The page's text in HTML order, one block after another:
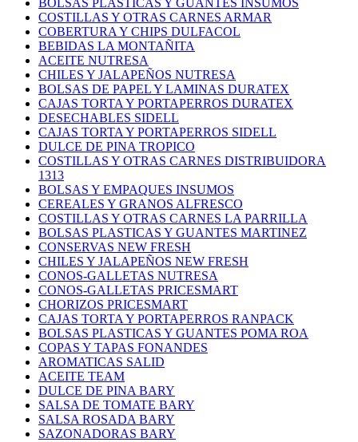
BOLSAS PLASTICAS Y GUANTES INSUMOS
COSTILLAS Y OTRAS CARNES ARMAR
COBERTURA Y CHIPS DULFACOL
BEBIDAS LA MONTAÑITA
ACEITE NUTRESA
CHILES Y JALAPEÑOS NUTRESA
BOLSAS DE PAPEL Y LAMINAS DURATEX
CAJAS TORTA Y PORTAPERROS DURATEX
DESECHABLES SIDELL
CAJAS TORTA Y PORTAPERROS SIDELL
DULCE DE PINA TROPICO
COSTILLAS Y OTRAS CARNES DISTRIBUIDORA
1313
BOLSAS Y EMPAQUES INSUMOS
CEREALES Y GRANOS ALFRESCO
COSTILLAS Y OTRAS CARNES LA PARRILLA
BOLSAS PLASTICAS Y GUANTES MARTINEZ
CONSERVAS NEW FRESH
CHILES Y JALAPEÑOS NEW FRESH
CONOS-GALLETAS NUTRESA
CONOS-GALLETAS PRICESMART
CHORIZOS PRICESMART
CAJAS TORTA Y PORTAPERROS RANPACK
BOLSAS PLASTICAS Y GUANTES POMA ROA
COPAS Y TAPAS FONANDES
AROMATICAS SALID
ACEITE TEAM
DULCE DE PINA BARY
SALSA DE TOMATE BARY
SALSA ROSADA BARY
SAZONADORAS BARY